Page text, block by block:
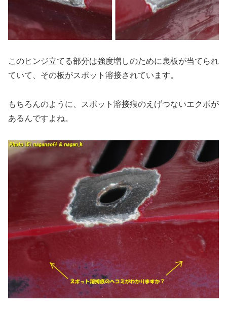
このヒンジ立てる部分は強度増しのために裏板が当てられ
ていて、その板がスポット溶接されています。
もちろんのように、スポット溶接痕のえげつないエクボが
あるんですよね。